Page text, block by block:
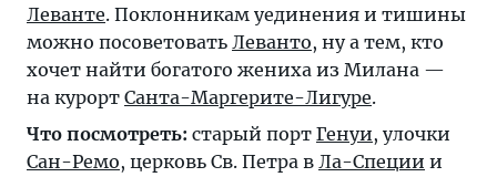
Леванте. Поклонникам уединения и тишины
можно посоветовать Леванто, ну а тем, кто
хочет найти богатого жениха из Милана —
на курорт Санта-Маргерите-Лигуре.
Что посмотреть: старый порт Генуи, улочки
Сан-Ремо, церковь Св. Петра в Ла-Специи и